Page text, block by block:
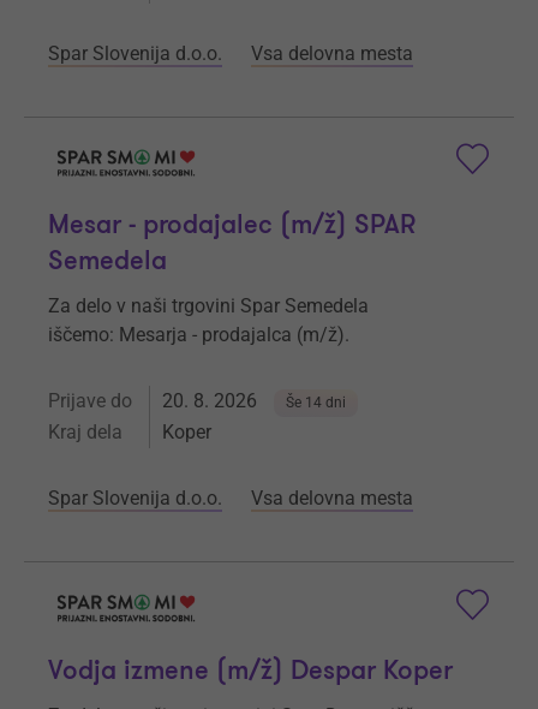
Spar Slovenija d.o.o. Vsa delovna mesta
Mesar - prodajalec (m/ž) SPAR
Semedela
Za delo v naši trgovini Spar Semedela
iščemo: Mesarja - prodajalca (m/ž).
Prijave do 20. 8. 2026 Še 14 dni
Kraj dela Koper
Spar Slovenija d.o.o. Vsa delovna mesta
Vodja izmene (m/ž) Despar Koper